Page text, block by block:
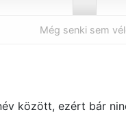
Még senki sem
között, ezért bár